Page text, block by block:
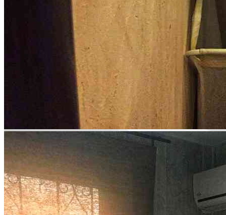
Почувствуй лёгкость — и позволь себе
быть счастливым здесь и сейчас.